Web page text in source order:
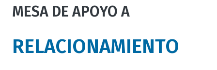
campo
texto
texto
MESA DE APOYO A
RELACIONAMIENTO